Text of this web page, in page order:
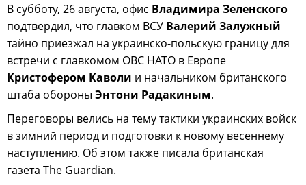
В субботу, 26 августа, офис Владимира Зеленского
подтвердил, что главком ВСУ Валерий Залужный
тайно приезжал на украинско-польскую границу для
встречи с главкомом ОВС НАТО в Европе
Кристофером Каволи и начальником британского
штаба обороны Энтони Радакиным.
Переговоры велись на тему тактики украинских войск
в зимний период и подготовки к новому весеннему
наступлению. Об этом также писала британская
газета The Guardian.